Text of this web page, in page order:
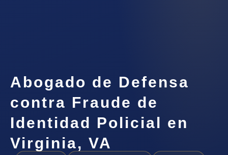
Abogado de Defensa
contra Fraude de
Identidad Policial en
Virginia, VA